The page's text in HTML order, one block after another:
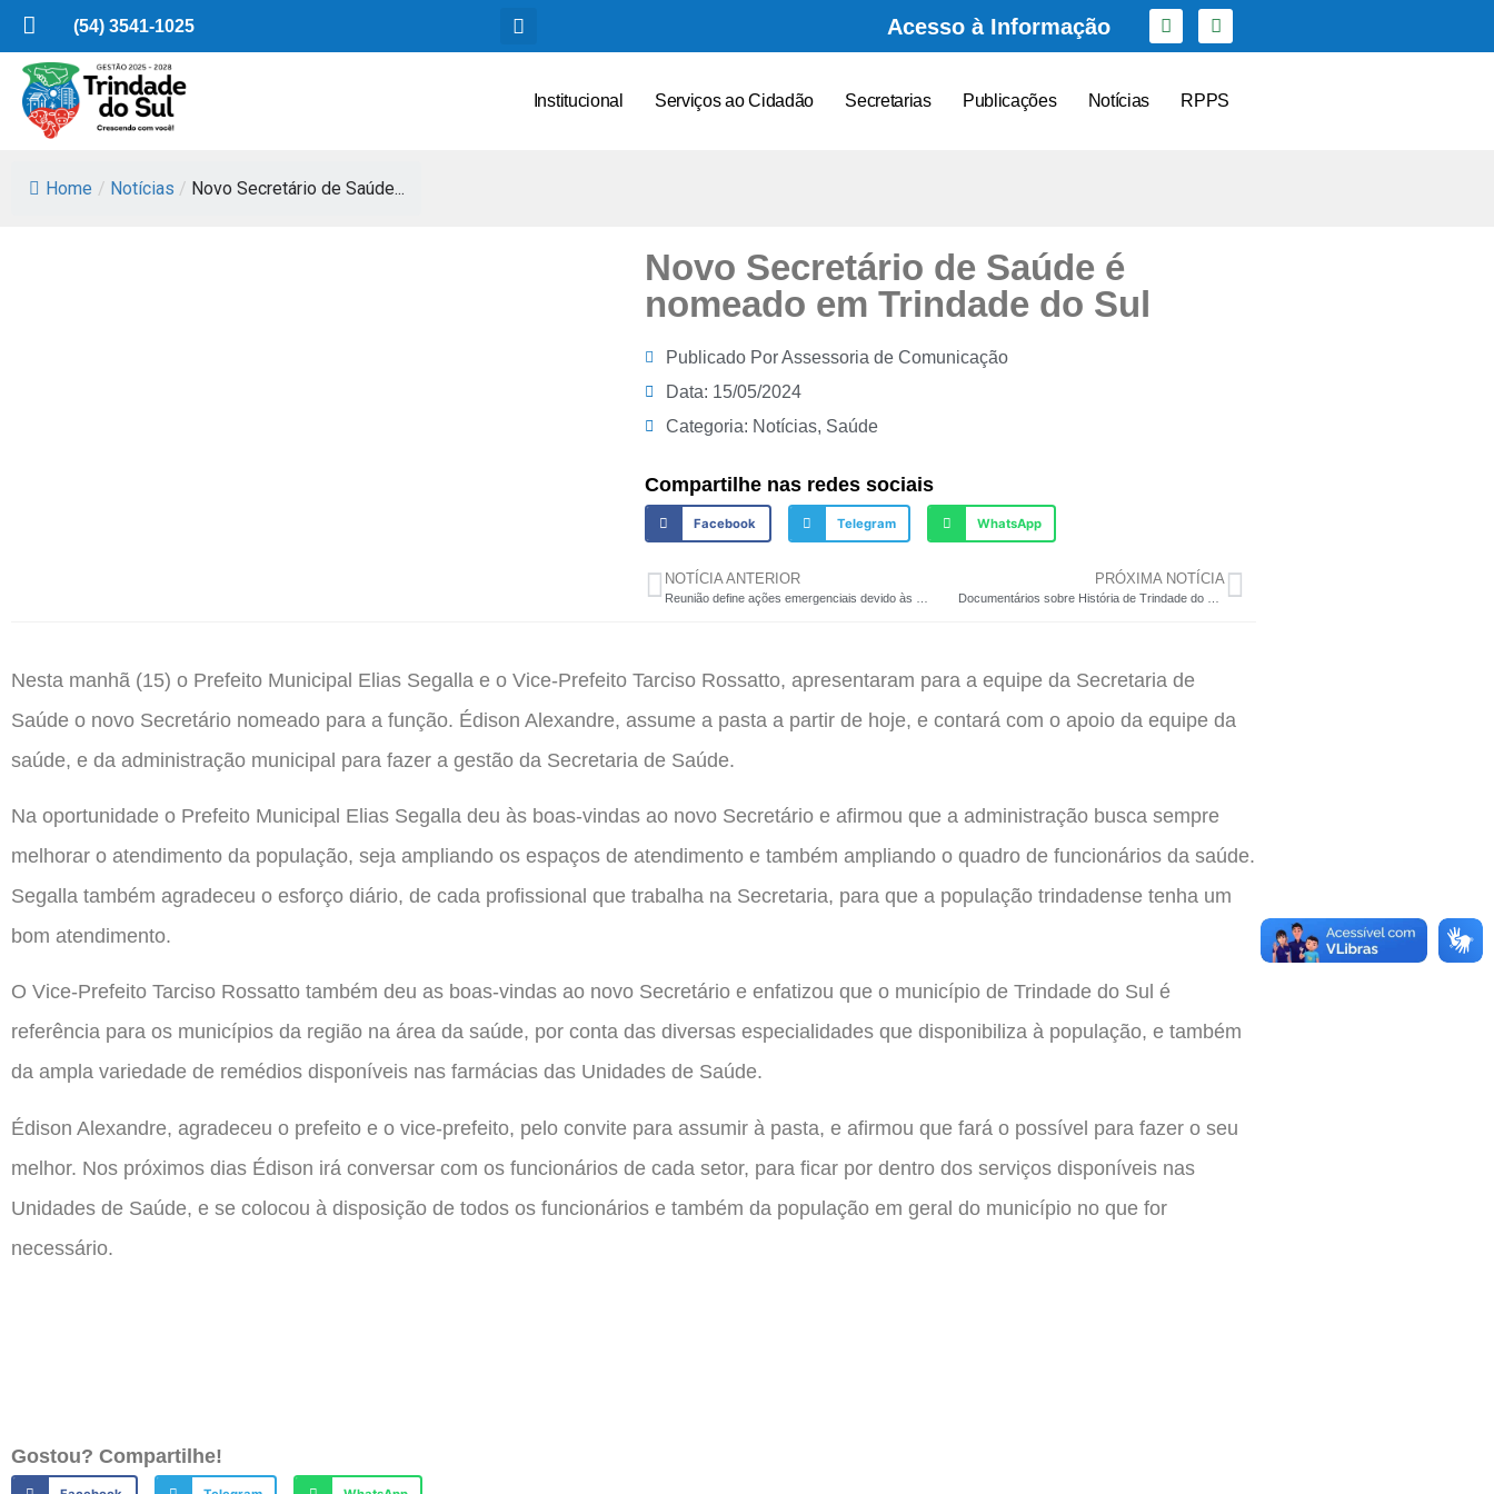
(54) 3541-1025 Acesso à Informação
Institucional Serviços ao Cidadão Secretarias Publicações Notícias RPPS
Home / Notícias / Novo Secretário de Saúde...
Novo Secretário de Saúde é
nomeado em Trindade do Sul
Publicado PorAssessoria de Comunicação
Data: 15/05/2024
Categoria: Notícias, Saúde
Compartilhe nas redes sociais
Facebook Telegram WhatsApp
NOTÍCIA ANTERIOR PRÓXIMA NOTÍCIA
Nesta manhã (15) o Prefeito Municipal Elias Segalla e o Vice-Prefeito Tarciso Rossatto, apresentaram para a equipe da Secretaria de
Saúde o novo Secretário nomeado para a função. Édison Alexandre, assume a pasta a partir de hoje, e contará com o apoio da equipe da
saúde, e da administração municipal para fazer a gestão da Secretaria de Saúde.
Na oportunidade o Prefeito Municipal Elias Segalla deu às boas-vindas ao novo Secretário e afirmou que a administração busca sempre
melhorar o atendimento da população, seja ampliando os espaços de atendimento e também ampliando o quadro de funcionários da saúde.
Segalla também agradeceu o esforço diário, de cada profissional que trabalha na Secretaria, para que a população trindadense tenha um
bom atendimento.
O Vice-Prefeito Tarciso Rossatto também deu as boas-vindas ao novo Secretário e enfatizou que o município de Trindade do Sul é
referência para os municípios da região na área da saúde, por conta das diversas especialidades que disponibiliza à população, e também
da ampla variedade de remédios disponíveis nas farmácias das Unidades de Saúde.
Édison Alexandre, agradeceu o prefeito e o vice-prefeito, pelo convite para assumir à pasta, e afirmou que fará o possível para fazer o seu
melhor. Nos próximos dias Édison irá conversar com os funcionários de cada setor, para ficar por dentro dos serviços disponíveis nas
Unidades de Saúde, e se colocou à disposição de todos os funcionários e também da população em geral do município no que for
necessário.
Gostou? Compartilhe!